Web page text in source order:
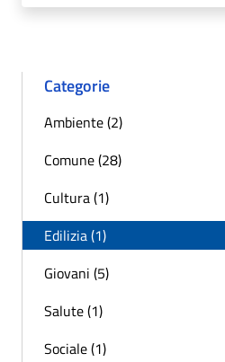
Categorie
Ambiente (2)
Comune (28)
Cultura (1)
Edilizia (1)
Giovani (5)
Salute (1)
Sociale (1)